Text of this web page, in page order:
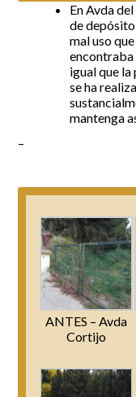
En Avda
de
mal uso
encontraba
igual que la
se ha
mantenga
–
ANTES – Avda
Cortijo